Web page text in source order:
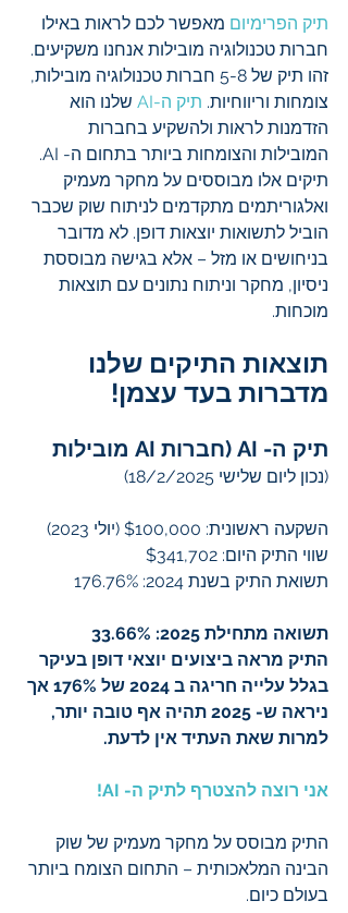
תיק הפרימיום מאפשר לכם לראות באילו
חברות טכנולוגיה מובילות אנחנו משקיעים.
זהו תיק של 5-8 חברות טכנולוגיה מובילות,
צומחות וריווחיות. תיק ה-AI
שלנו הוא
הזדמנות לראות ולהשקיע בחברות
המובילות והצומחות ביותר בתחום ה- AI.
תיקים אלו מבוססים על מחקר מעמיק
ואלגוריתמים מתקדמים לניתוח שוק שכבר
הוביל לתשואות יוצאות דופן. לא מדובר
בניחושים או מזל – אלא בגישה מבוססת
ניסיון, מחקר וניתוח נתונים עם תוצאות
מוכחות.
תוצאות התיקים שלנו
מדברות בעד עצמן!
תיק ה- AI (חברות AI מובילות
(נכון ליום שלישי 18/2/2025)
השקעה ראשונית: $100,000 (יולי 2023)
שווי התיק היום: $341,702
תשואת התיק בשנת 2024: 176.76%
תשואה מתחילת 2025: 33.66%
התיק מראה ביצועים יוצאי דופן בעיקר
בגלל עלייה חריגה ב 2024 של 176% אך
ניראה ש- 2025 תהיה אף טובה יותר,
למרות שאת העתיד אין לדעת.
אני רוצה להצטרף לתיק ה- AI!
התיק מבוסס על מחקר מעמיק של שוק
הבינה המלאכותית – התחום הצומח ביותר
בעולם כיום.